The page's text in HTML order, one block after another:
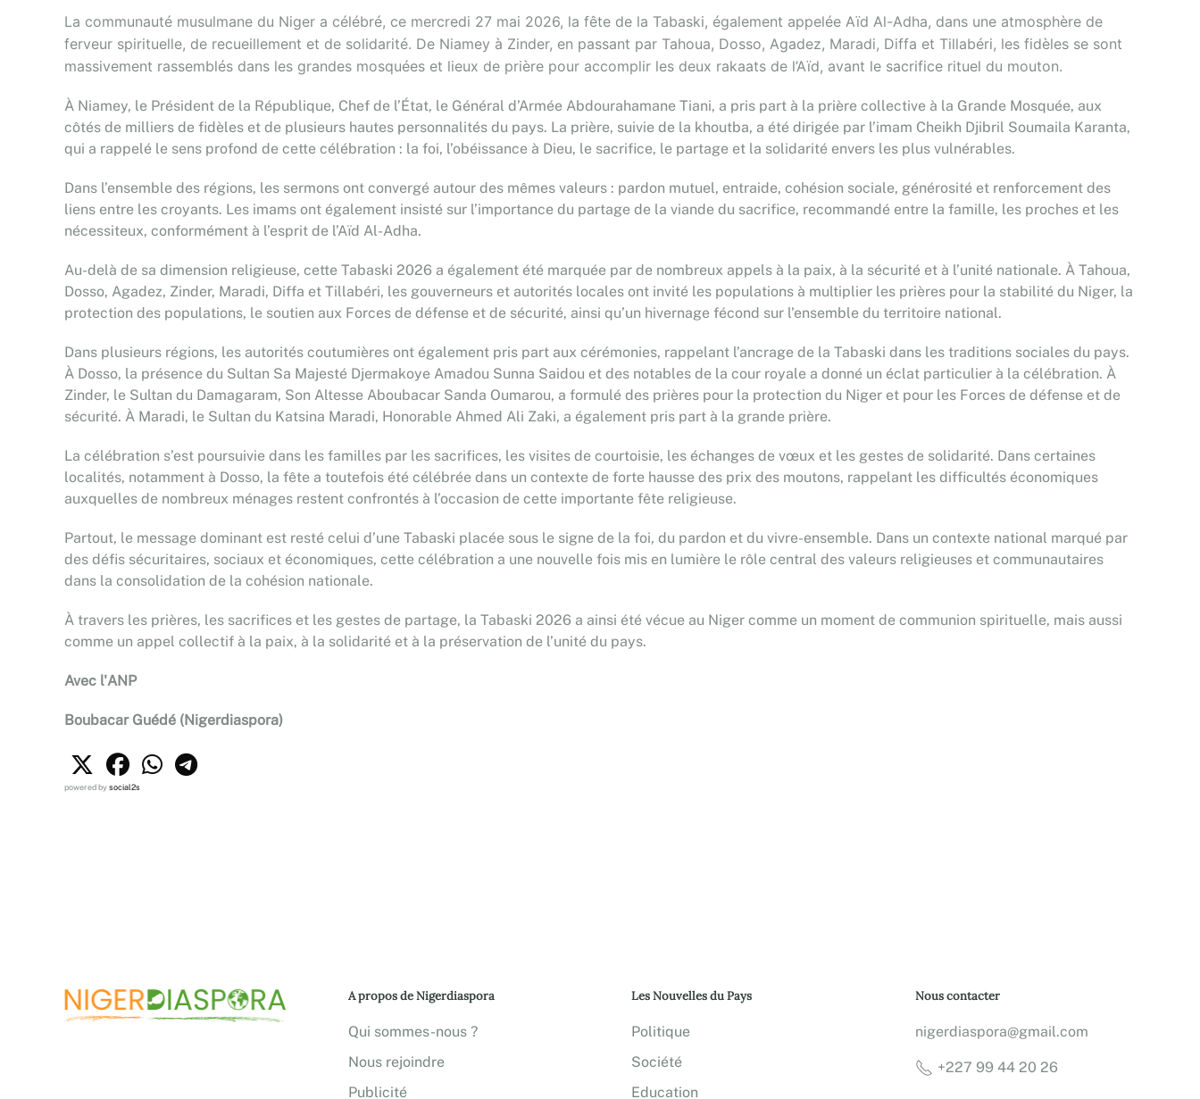
La communauté musulmane du Niger a célébré, ce mercredi 27 mai 2026, la fête de la Tabaski, également appelée Aïd Al-Adha, dans une atmosphère de
ferveur spirituelle, de recueillement et de solidarité. De Niamey à Zinder, en passant par Tahoua, Dosso, Agadez, Maradi, Diffa et Tillabéri, les fidèles se sont
massivement rassemblés dans les grandes mosquées et lieux de prière pour accomplir les deux rakaats de l’Aïd, avant le sacrifice rituel du mouton.
À Niamey, le Président de la République, Chef de l’État, le Général d’Armée Abdourahamane Tiani, a pris part à la prière collective à la Grande Mosquée, aux
côtés de milliers de fidèles et de plusieurs hautes personnalités du pays. La prière, suivie de la khoutba, a été dirigée par l’imam Cheikh Djibril Soumaila Karanta,
qui a rappelé le sens profond de cette célébration : la foi, l’obéissance à Dieu, le sacrifice, le partage et la solidarité envers les plus vulnérables.
Dans l’ensemble des régions, les sermons ont convergé autour des mêmes valeurs : pardon mutuel, entraide, cohésion sociale, générosité et renforcement des
liens entre les croyants. Les imams ont également insisté sur l’importance du partage de la viande du sacrifice, recommandé entre la famille, les proches et les
nécessiteux, conformément à l’esprit de l’Aïd Al-Adha.
Au-delà de sa dimension religieuse, cette Tabaski 2026 a également été marquée par de nombreux appels à la paix, à la sécurité et à l’unité nationale. À Tahoua,
Dosso, Agadez, Zinder, Maradi, Diffa et Tillabéri, les gouverneurs et autorités locales ont invité les populations à multiplier les prières pour la stabilité du Niger, la
protection des populations, le soutien aux Forces de défense et de sécurité, ainsi qu’un hivernage fécond sur l’ensemble du territoire national.
Dans plusieurs régions, les autorités coutumières ont également pris part aux cérémonies, rappelant l’ancrage de la Tabaski dans les traditions sociales du pays.
À Dosso, la présence du Sultan Sa Majesté Djermakoye Amadou Sunna Saidou et des notables de la cour royale a donné un éclat particulier à la célébration. À
Zinder, le Sultan du Damagaram, Son Altesse Aboubacar Sanda Oumarou, a formulé des prières pour la protection du Niger et pour les Forces de défense et de
sécurité. À Maradi, le Sultan du Katsina Maradi, Honorable Ahmed Ali Zaki, a également pris part à la grande prière.
La célébration s’est poursuivie dans les familles par les sacrifices, les visites de courtoisie, les échanges de vœux et les gestes de solidarité. Dans certaines
localités, notamment à Dosso, la fête a toutefois été célébrée dans un contexte de forte hausse des prix des moutons, rappelant les difficultés économiques
auxquelles de nombreux ménages restent confrontés à l’occasion de cette importante fête religieuse.
Partout, le message dominant est resté celui d’une Tabaski placée sous le signe de la foi, du pardon et du vivre-ensemble. Dans un contexte national marqué par
des défis sécuritaires, sociaux et économiques, cette célébration a une nouvelle fois mis en lumière le rôle central des valeurs religieuses et communautaires
dans la consolidation de la cohésion nationale.
À travers les prières, les sacrifices et les gestes de partage, la Tabaski 2026 a ainsi été vécue au Niger comme un moment de communion spirituelle, mais aussi
comme un appel collectif à la paix, à la solidarité et à la préservation de l’unité du pays.
Avec l'ANP
Boubacar Guédé (Nigerdiaspora)
powered bysocial2s
A propos de Nigerdiaspora
Qui sommes-nous ?
Nous rejoindre
Publicité
Les Nouvelles du Pays
Politique
Société
Education
Nous contacter
nigerdiaspora@gmail.com
+227 99 44 20 26